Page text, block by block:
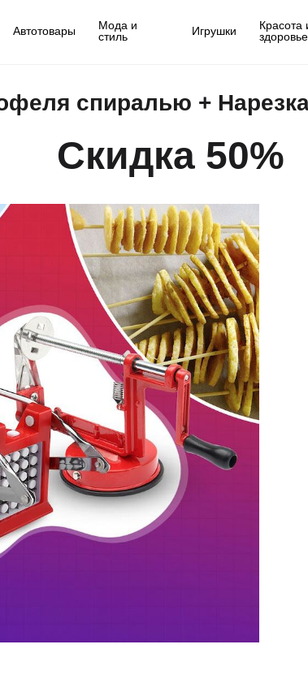
Автотовары Мода и
стиль Игрушки Красота
здоровье
спиралью +
Скидка 50%